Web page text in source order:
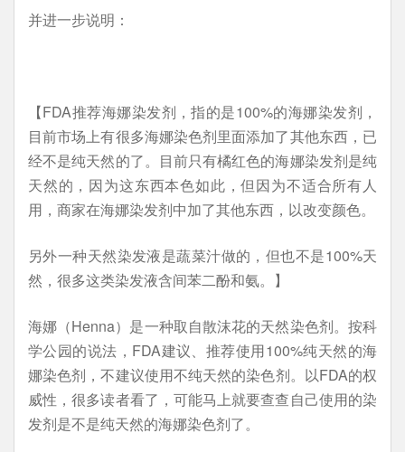
并进一步说明：
【FDA推荐海娜染发剂，指的是100%的海娜染发剂，
目前市场上有很多海娜染色剂里面添加了其他东西，已
经不是纯天然的了。目前只有橘红色的海娜染发剂是纯
天然的，因为这东西本色如此，但因为不适合所有人
用，商家在海娜染发剂中加了其他东西，以改变颜色。
另外一种天然染发液是蔬菜汁做的，但也不是100%天
然，很多这类染发液含间苯二酚和氨。】
海娜（Henna）是一种取自散沫花的天然染色剂。按科
学公园的说法，FDA建议、推荐使用100%纯天然的海
娜染色剂，不建议使用不纯天然的染色剂。以FDA的权
威性，很多读者看了，可能马上就要查查自己使用的染
发剂是不是纯天然的海娜染色剂了。